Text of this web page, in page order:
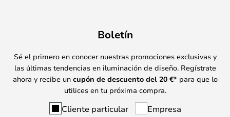
Boletín
Sé el primero en conocer nuestras promociones exclusivas y
las últimas tendencias en iluminación de diseño. Regístrate
ahora y recibe un cupón de descuento del 20 €* para que lo
utilices en tu próxima compra.
Cliente particular Empresa